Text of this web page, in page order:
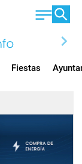
chevron_right
Fiestas